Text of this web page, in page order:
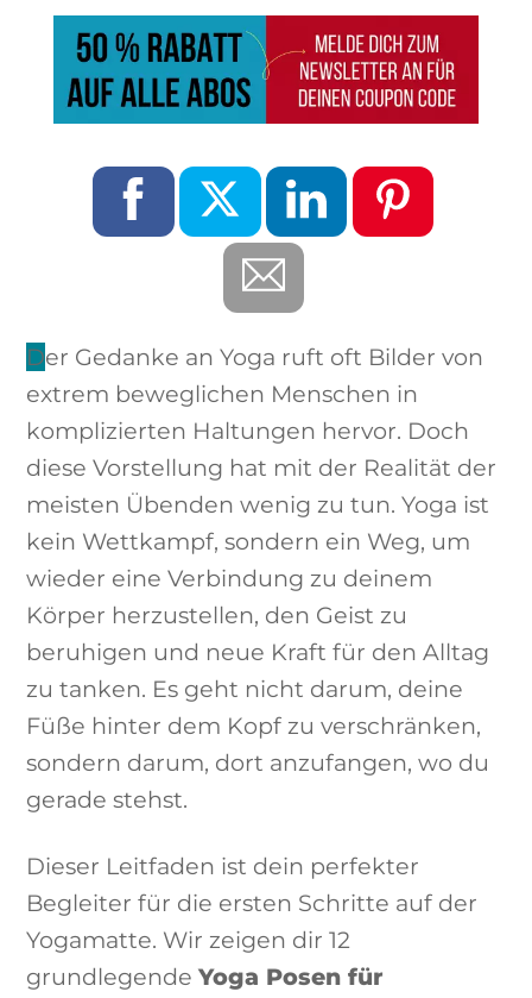
Der Gedanke an Yoga ruft oft Bilder von
extrem beweglichen Menschen in
komplizierten Haltungen hervor. Doch
diese Vorstellung hat mit der Realität der
meisten Übenden wenig zu tun. Yoga ist
kein Wettkampf, sondern ein Weg, um
wieder eine Verbindung zu deinem
Körper herzustellen, den Geist zu
beruhigen und neue Kraft für den Alltag
zu tanken. Es geht nicht darum, deine
Füße hinter dem Kopf zu verschränken,
sondern darum, dort anzufangen, wo du
gerade stehst.
Dieser Leitfaden ist dein perfekter
Begleiter für die ersten Schritte auf der
Yogamatte. Wir zeigen dir 12
grundlegendeYoga Posen für